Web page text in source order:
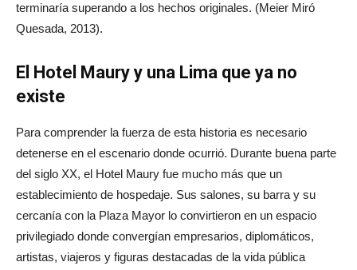
terminaría superando a los hechos originales. (Meier Miró
Quesada, 2013).
El Hotel Maury y una Lima que ya no
existe
Para comprender la fuerza de esta historia es necesario
detenerse en el escenario donde ocurrió. Durante buena parte
del siglo XX, el Hotel Maury fue mucho más que un
establecimiento de hospedaje. Sus salones, su barra y su
cercanía con la Plaza Mayor lo convirtieron en un espacio
privilegiado donde convergían empresarios, diplomáticos,
artistas, viajeros y figuras destacadas de la vida pública